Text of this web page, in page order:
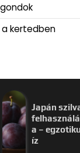
a kertedben
Japán
a –
íz